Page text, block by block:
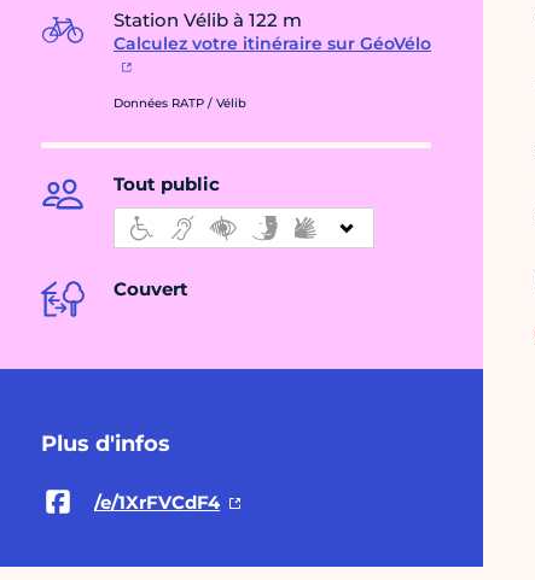
Station Vélib à 122 m
Calculez votre itinéraire sur GéoVélo
Données RATP / Vélib
Tout public
Couvert
Plus d'infos
/e/1XrFVCdF4